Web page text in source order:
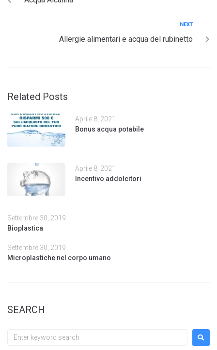
NEXT
Allergie alimentari e acqua del rubinetto
Related Posts
Aprile 8, 2021
Bonus acqua potabile
Aprile 8, 2021
Incentivo addolcitori
Settembre 30, 2019
Bioplastica
Settembre 30, 2019
Microplastiche nel corpo umano
SEARCH